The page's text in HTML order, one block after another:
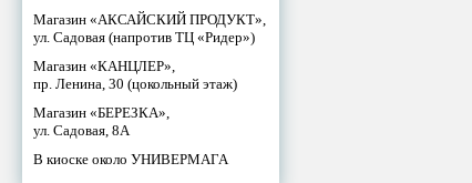
Магазин «АКСАЙСКИЙ ПРОДУКТ»,
ул. Садовая (напротив ТЦ «Ридер»)
Магазин «КАНЦЛЕР»,
пр. Ленина, 30 (цокольный этаж)
Магазин «БЕРЕЗКА»,
ул. Садовая, 8А
В киоске около УНИВЕРМАГА